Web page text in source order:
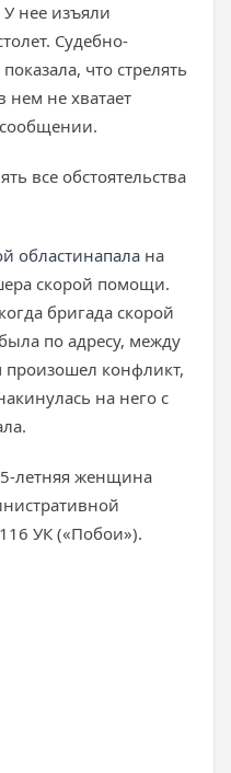
нее изъяли
Судебно-
что стрелять
нем не хватает
все обстоятельства
областинапала на
скорой помощи.
бригада скорой
по адресу, между
конфликт,
на него с
летняя женщина
УК («Побои»).